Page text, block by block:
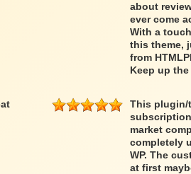
about
ever come
With a
this theme,
from
Keep up
This plugin/
market
completely
WP. The
at first